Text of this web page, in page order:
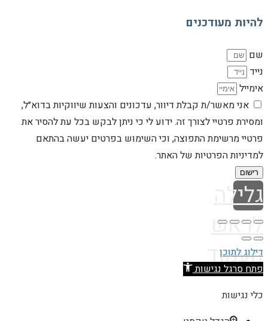
להיות מעודכנים
שם
נייד
אימייל
אני מאשר/ת קבלת דיוור, עדכונים והצעות שיווקיות בדוא״ל,
ומסירת פרטיי לצורך זה. ידוע לי כי ניתן לבקש בכל עת להסיר את
פרטיי מרשימת התפוצה, וכי השימוש בפרטים יעשה בהתאם
למדיניות הפרטיות של האתר.
רישום
גלילה
לראש
העמוד
דילוג לתוכן
פתח סרגל נגישות
כלי נגישות